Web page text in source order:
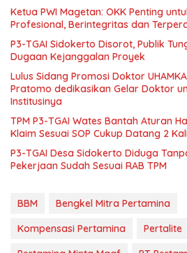
Ketua PWI Magetan: OKK Penting
Profesional, Berintegritas dan
P3-TGAI Sidokerto Disorot, Publik
Dugaan Kejanggalan Proyek
Lulus Sidang Promosi Doktor
Pratomo dedikasikan Gelar Doktor
Institusinya
TPM P3-TGAI Wates Bantah Aturan
Klaim Sesuai SOP Cukup Datang 2
P3-TGAI Desa Sidokerto Diduga
Pekerjaan Sudah Sesuai RAB TPM
BBM
Bengkel Mitra Pertamina
Kompensasi Pertamina
Pertalite